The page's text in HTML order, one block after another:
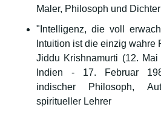
Maler, Philosoph und Dichter
"Intelligenz, die voll
Intuition ist die einzig wahre
Jiddu Krishnamurti (12.
Indien - 17. Februar
indischer Philosoph,
spiritueller Lehrer